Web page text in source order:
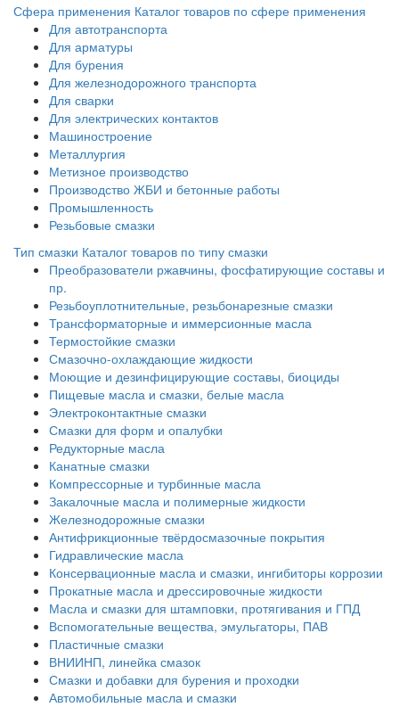
Сфера применения Каталог товаров по сфере применения
Для автотранспорта
Для арматуры
Для бурения
Для железнодорожного транспорта
Для сварки
Для электрических контактов
Машиностроение
Металлургия
Метизное производство
Производство ЖБИ и бетонные работы
Промышленность
Резьбовые смазки
Тип смазки Каталог товаров по типу смазки
Преобразователи ржавчины, фосфатирующие составы и
пр.
Резьбоуплотнительные, резьбонарезные смазки
Трансформаторные и иммерсионные масла
Термостойкие смазки
Смазочно-охлаждающие жидкости
Моющие и дезинфицирующие составы, биоциды
Пищевые масла и смазки, белые масла
Электроконтактные смазки
Смазки для форм и опалубки
Редукторные масла
Канатные смазки
Компрессорные и турбинные масла
Закалочные масла и полимерные жидкости
Железнодорожные смазки
Антифрикционные твёрдосмазочные покрытия
Гидравлические масла
Консервационные масла и смазки, ингибиторы коррозии
Прокатные масла и дрессировочные жидкости
Масла и смазки для штамповки, протягивания и ГПД
Вспомогательные вещества, эмульгаторы, ПАВ
Пластичные смазки
ВНИИНП, линейка смазок
Смазки и добавки для бурения и проходки
Автомобильные масла и смазки